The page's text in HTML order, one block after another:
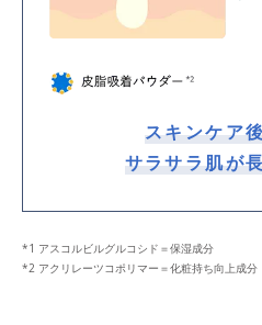
スキンケア
サラサラ肌が
*1 アスコルビルグルコシド＝保湿成分
*2 アクリレーツコポリマー＝化粧持ち向上成分